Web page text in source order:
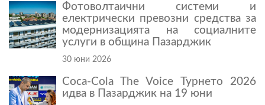
Фотоволтаични системи и
електрически превозни средства за
модернизацията на социалните
услуги в община Пазарджик
30 юни 2026
Coca-Cola The Voice Турнето 2026
идва в Пазарджик на 19 юни